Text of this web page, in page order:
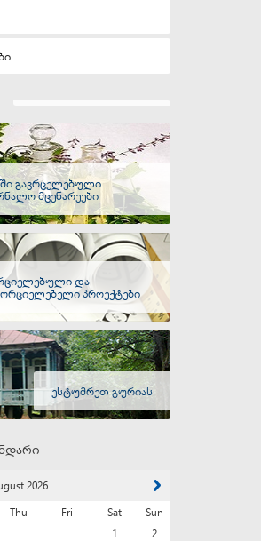
გავრცელებული
მცენარეები
და
პროექტები
ესტუმრეთ გურიას
2026
Thu Fri Sat
Sun
1
2